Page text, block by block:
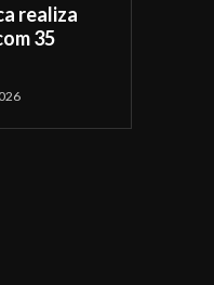
realiza
35